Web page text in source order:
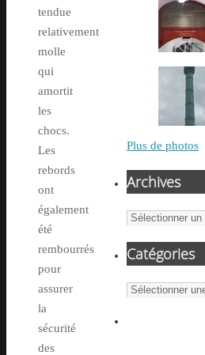
tendue
relativement
molle
qui
amortit
les
chocs.
Les
rebords
ont
également
été
rembourrés
pour
assurer
la
sécurité
des
Plus de photos
Archives
Archives
Catégories
Catégories